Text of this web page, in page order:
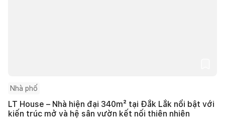
Nhà phố
LT House – Nhà hiện đại 340m² tại Đắk Lắk nổi bật với
kiến trúc mở và hệ sân vườn kết nối thiên nhiên